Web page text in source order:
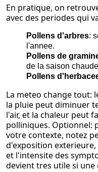
En pratique, on
avec des periodes qui
Pollens d'arbres:
l'annee.
Pollens de
de la saison
Pollens
La meteo change tout:
la pluie peut diminuer
l'air, et la chaleur peut
polliniques. Optionnel:
votre contexte, notez
d'exposition
et l'intensite des
devient tres utile si